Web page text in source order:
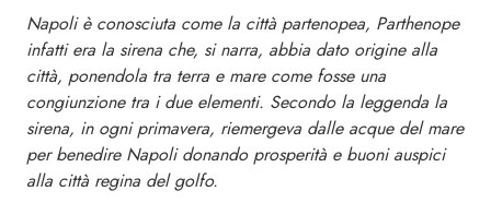
Napoli è conosciuta come la città partenopea, Parthenope
infatti era la sirena che, si narra, abbia dato origine alla
città, ponendola tra terra e mare come fosse una
congiunzione tra i due elementi. Secondo la leggenda la
sirena, in ogni primavera, riemergeva dalle acque del mare
per benedire Napoli donando prosperità e buoni auspici
alla città regina del golfo.